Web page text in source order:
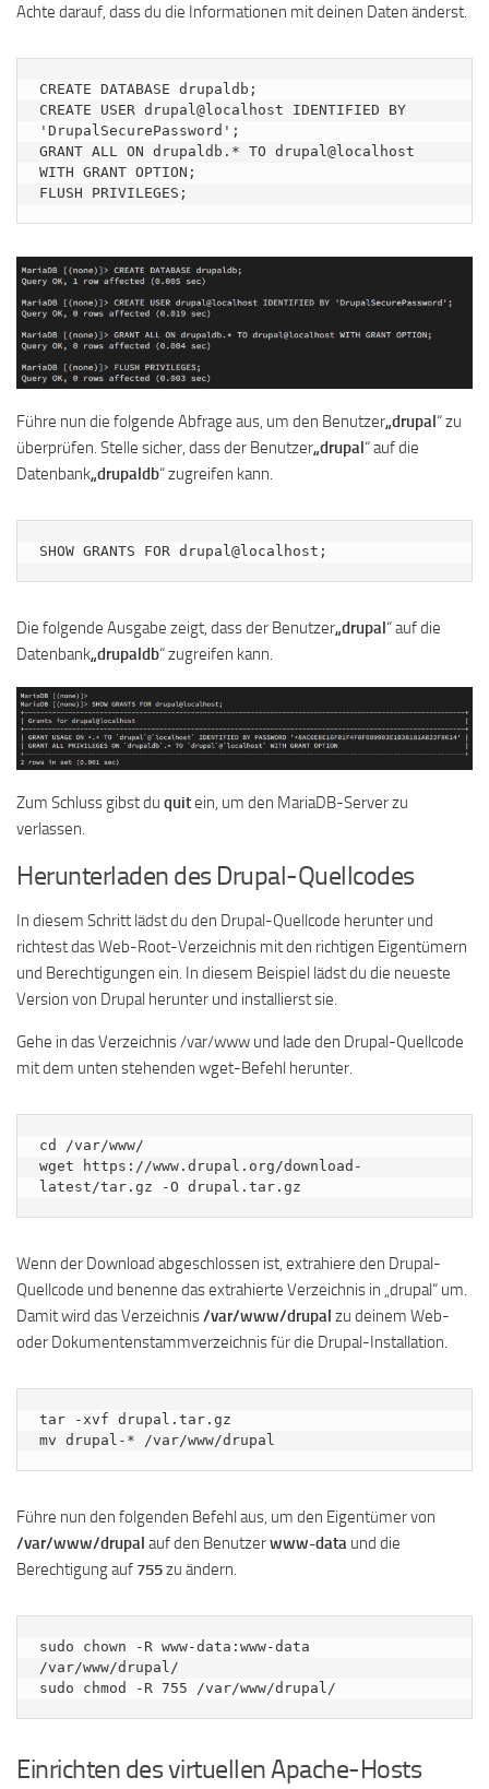
Achte darauf, dass du die Informationen mit deinen Daten änderst.
CREATE DATABASE drupaldb;
CREATE USER drupal@localhost IDENTIFIED BY
'DrupalSecurePassword';
GRANT ALL ON drupaldb.* TO drupal@localhost
WITH GRANT OPTION;
FLUSH PRIVILEGES;
Führe nun die folgende Abfrage aus, um den Benutzer„drupal“ zu
überprüfen. Stelle sicher, dass der Benutzer„drupal“ auf die
Datenbank„drupaldb“ zugreifen kann.
SHOW GRANTS FOR drupal@localhost;
Die folgende Ausgabe zeigt, dass der Benutzer„drupal“ auf die
Datenbank„drupaldb“ zugreifen kann.
Zum Schluss gibst du quitein, um den MariaDB-Server zu
verlassen.
Herunterladen des Drupal-Quellcodes
In diesem Schritt lädst du den Drupal-Quellcode herunter und
richtest das Web-Root-Verzeichnis mit den richtigen Eigentümern
und Berechtigungen ein. In diesem Beispiel lädst du die neueste
Version von Drupal herunter und installierst sie.
Gehe in das Verzeichnis /var/www und lade den Drupal-Quellcode
mit dem unten stehenden wget-Befehl herunter.
cd /var/www/
wget https://www.drupal.org/download-
latest/tar.gz -O drupal.tar.gz
Wenn der Download abgeschlossen ist, extrahiere den Drupal-
Quellcode und benenne das extrahierte Verzeichnis in „drupal“ um.
Damit wird das Verzeichnis/var/www/drupal zu deinem Web-
oder Dokumentenstammverzeichnis für die Drupal-Installation.
tar -xvf drupal.tar.gz
mv drupal-* /var/www/drupal
Führe nun den folgenden Befehl aus, um den Eigentümer von
/var/www/drupal auf den Benutzerwww-data und die
Berechtigung auf 755zu ändern.
sudo chown -R www-data:www-data
/var/www/drupal/
sudo chmod -R 755 /var/www/drupal/
Einrichten des virtuellen Apache-Hosts